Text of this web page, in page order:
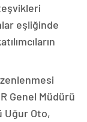
eşliğinde
Genel Müdürü
Uğur Oto,